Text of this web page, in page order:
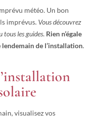
météo. Un bon
imprévus. Vous découvrez
tous les guides. Rien n’égale
lendemain de l’installation.
visualisez vos